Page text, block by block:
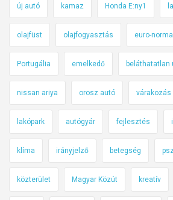
új autó kamaz Honda E:ny1 la
olajfüst olajfogyasztás euro-norma
Portugália emelkedő
nissan ariya orosz autó várakozás
lakópark autógyár fejlesztés
klíma irányjelző betegség
közterület Magyar Közút kreatív